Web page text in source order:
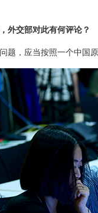
外交部对此有何评论？
题，应当按照一个中国原